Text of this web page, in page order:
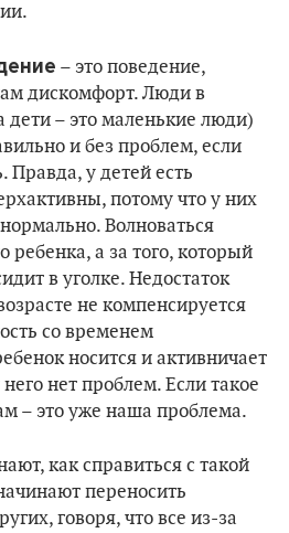
– это поведение,
дискомфорт. Люди в
дети – это маленькие люди)
и без проблем, если
Правда, у детей есть
потому что у них
Волноваться
ребенка, а за того, который
в уголке. Недостаток
не компенсируется
со временем
носится и активничает
нет проблем. Если такое
– это уже наша проблема.
как справиться с такой
переносить
говоря, что все из-за